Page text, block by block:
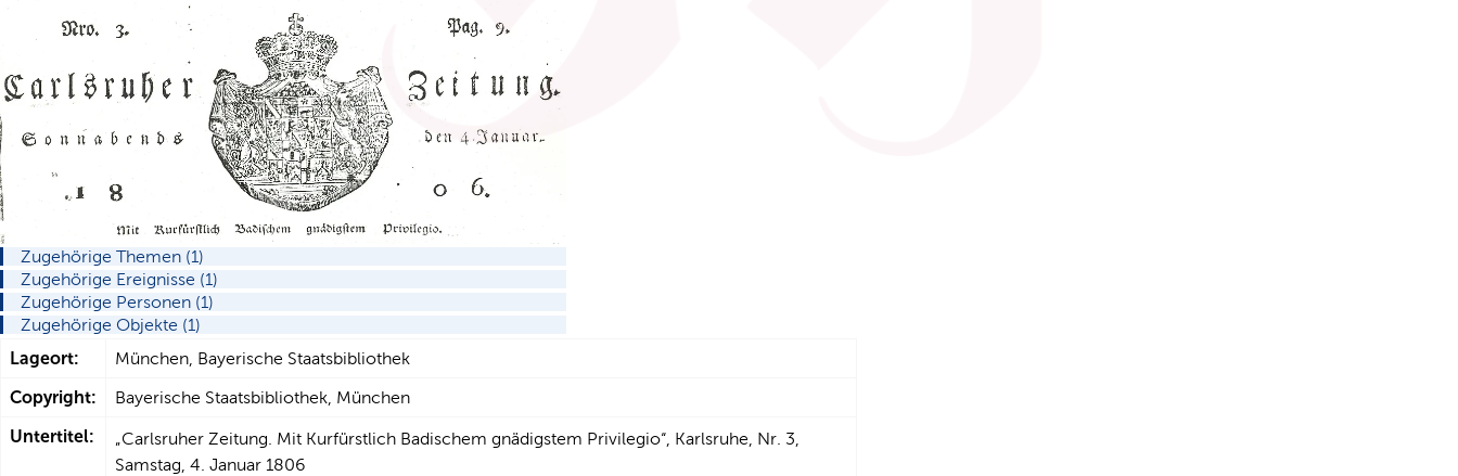
Zugehörige Themen (1)
Zugehörige Ereignisse (1)
Zugehörige Personen (1)
Zugehörige Objekte (1)
Lageort: München, Bayerische Staatsbibliothek
Copyright: Bayerische Staatsbibliothek, München
Untertitel:
„Carlsruher Zeitung. Mit Kurfürstlich Badischem gnädigstem Privilegio“, Karlsruhe, Nr. 3,
Samstag, 4. Januar 1806